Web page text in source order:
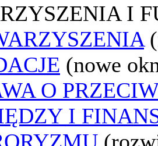
I
(nowe
O
I